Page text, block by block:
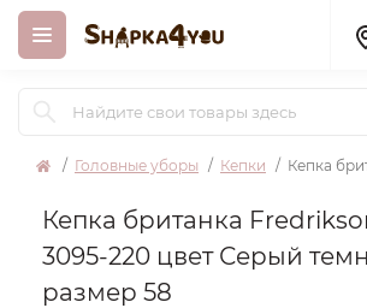
Головные уборы Кепки Кепка
Кепка британка
3095-220 цвет Серый
размер 58